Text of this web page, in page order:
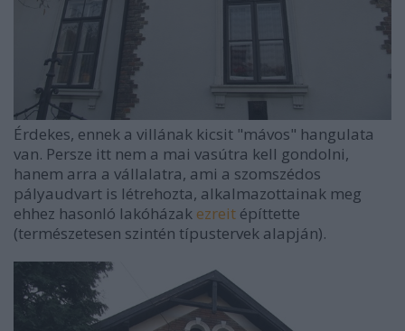
Érdekes, ennek a villának kicsit "mávos" hangulata
van. Persze itt nem a mai vasútra kell gondolni,
hanem arra a vállalatra, ami a szomszédos
pályaudvart is létrehozta, alkalmazottainak meg
ehhez hasonló lakóházak ezreit építtette
(természetesen szintén típustervek alapján).